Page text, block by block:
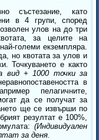
състезание, като
в 4 групи, според
улов на до три
за целите на
големи екземпляра.
но квотата за улов и
Точкуването е както
вид + 1000 точки за
в
пелагичните,
да се получат за
ще се извърши по
резултат е 100%,
(Индивидуален
за деня.